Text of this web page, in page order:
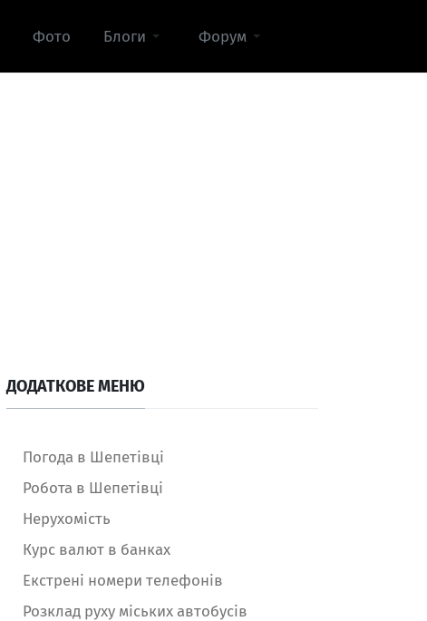
Фото Блоги Форум
ДОДАТКОВЕ МЕНЮ
Погода в Шепетівці
Робота в Шепетівці
Нерухомість
Курс валют в банках
Екстрені номери телефонів
Розклад руху міських автобусів